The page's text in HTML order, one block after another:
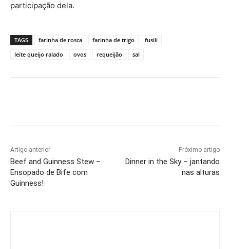
participação dela.
TAGS farinha de rosca farinha de trigo
fusili
leite queijo ralado
ovos requeijão sal
Artigo anterior
Beef and Guinness Stew –
Ensopado de Bife com
Guinness!
Próximo artigo
Dinner in the Sky – jantando
nas alturas